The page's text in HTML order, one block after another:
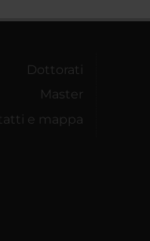
Dottorati
Master
e mappa